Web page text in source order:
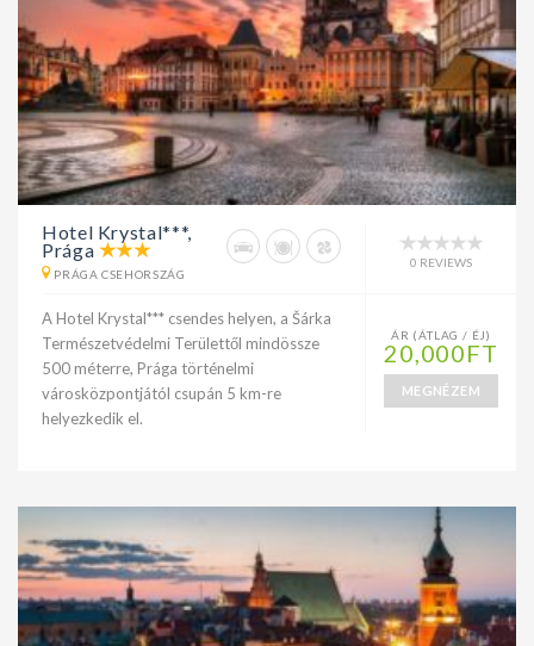
Hotel Krystal***,
Prága
PRÁGA CSEHORSZÁG
0 REVIEWS
A Hotel Krystal*** csendes helyen, a Šárka
Természetvédelmi Területtől mindössze
500 méterre, Prága történelmi
városközpontjától csupán 5 km-re
helyezkedik el.
ÁR (ÁTLAG / ÉJ)
20,000FT
MEGNÉZEM